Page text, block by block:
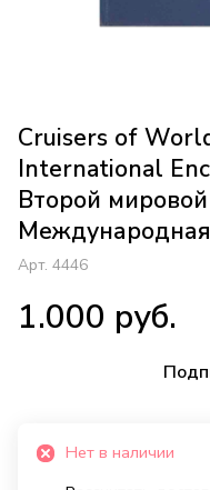
Cruisers of
International
Второй
Арт. 4446
1.000 руб.
Нет в наличии